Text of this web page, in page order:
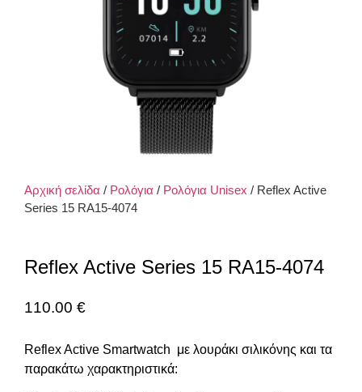
Αρχική σελίδα / Ρολόγια / Ρολόγια Unisex / Reflex Active
Series 15 RA15-4074
Reflex Active Series 15 RA15-4074
110.00 €
Reflex Active Smartwatch με λουράκι σιλικόνης και τα
παρακάτω χαρακτηριστικά: